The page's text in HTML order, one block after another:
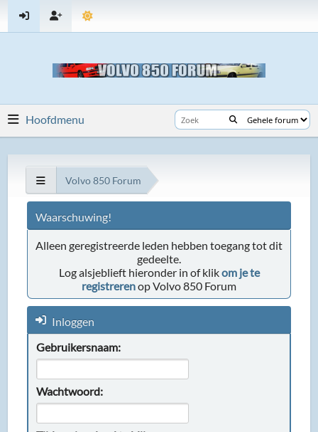
Hoofdmenu
Volvo 850 Forum
Waarschuwing!
Alleen geregistreerde leden hebben toegang tot dit
gedeelte.
Log alsjeblieft hieronder in of klikom je te
registrerenop Volvo 850 Forum
Inloggen
Gebruikersnaam:
Wachtwoord: